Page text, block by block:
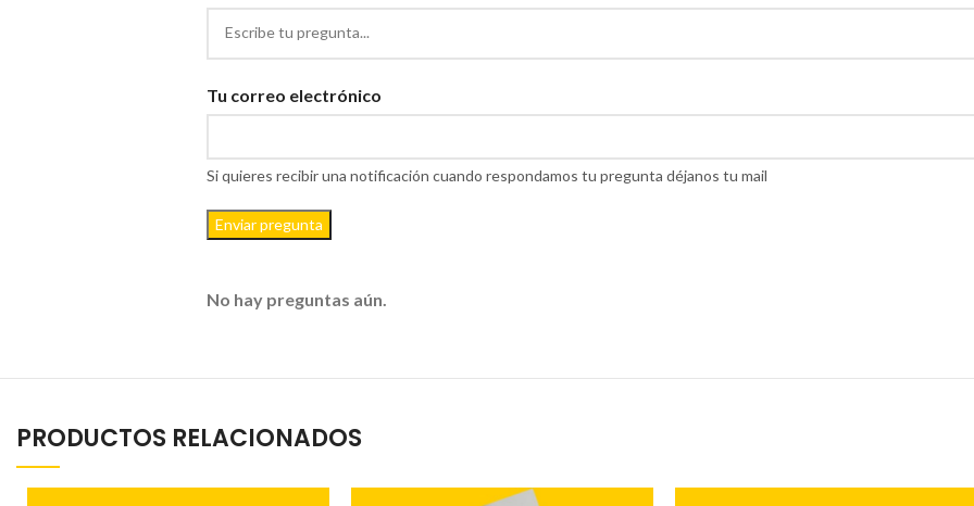
Tu correo electrónico
Si quieres recibir una notificación cuando respondamos tu pregunta déjanos tu mail
Enviar pregunta
No hay preguntas aún.
PRODUCTOS RELACIONADOS